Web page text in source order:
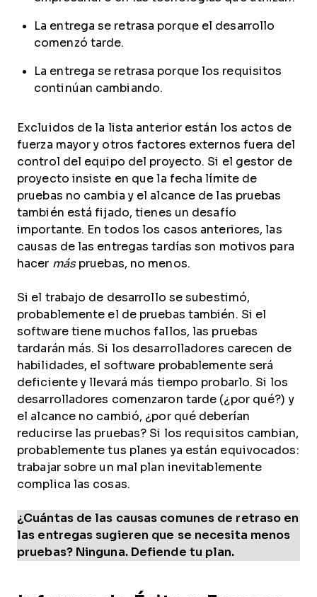
La entrega se retrasa porque el desarrollo
comenzó tarde.
La entrega se retrasa porque los requisitos
continúan cambiando.
Excluidos de la lista anterior están los actos de
fuerza mayor y otros factores externos fuera del
control del equipo del proyecto. Si el gestor de
proyecto insiste en que la fecha límite de
pruebas no cambia y el alcance de las pruebas
también está fijado, tienes un desafío
importante. En todos los casos anteriores, las
causas de las entregas tardías son motivos para
hacer máspruebas, no menos.
Si el trabajo de desarrollo se subestimó,
probablemente el de pruebas también. Si el
software tiene muchos fallos, las pruebas
tardarán más. Si los desarrolladores carecen de
habilidades, el software probablemente será
deficiente y llevará más tiempo probarlo. Si los
desarrolladores comenzaron tarde (¿por qué?) y
el alcance no cambió, ¿por qué deberían
reducirse las pruebas? Si los requisitos cambian,
probablemente tus planes ya están equivocados:
trabajar sobre un mal plan inevitablemente
complica las cosas.
¿Cuántas de las causas comunes de retraso en
las entregas sugieren que se necesita menos
pruebas? Ninguna. Defiende tu plan.